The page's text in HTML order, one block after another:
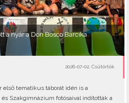
a nyár a Don Bosco Barcika
2026-07-02, Csütörtök
első tematikus táborát idén is a
Szakgimnázium fotósaival indították a